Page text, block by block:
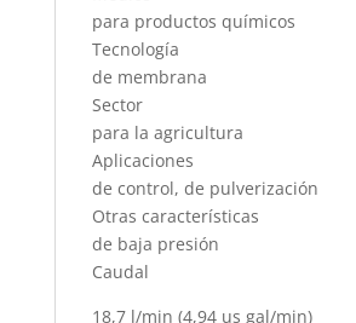
para productos químicos
Tecnología
de membrana
Sector
para la agricultura
Aplicaciones
de control, de pulverización
Otras características
de baja presión
Caudal
18,7 l/min (4,94 us gal/min)